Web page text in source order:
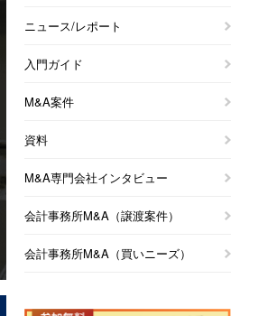
ニュース/レポート
入門ガイド
M&A案件
資料
M&A専門会社インタビュー
会計事務所M&A（譲渡案件）
会計事務所M&A（買いニーズ）